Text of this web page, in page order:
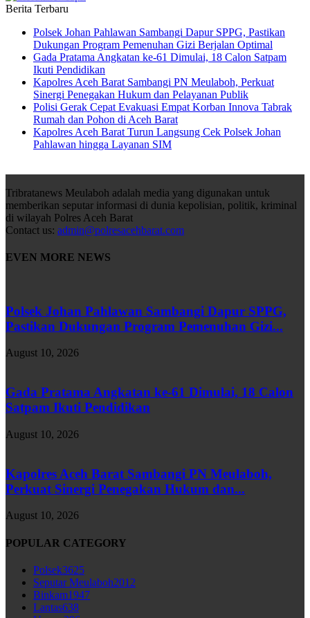
Berita Terbaru
Polsek Johan Pahlawan Sambangi Dapur SPPG, Pastikan
Dukungan Program Pemenuhan Gizi Berjalan Optimal
Gada Pratama Angkatan ke-61 Dimulai, 18 Calon Satpam
Ikuti Pendidikan
Kapolres Aceh Barat Sambangi PN Meulaboh, Perkuat
Sinergi Penegakan Hukum dan Pelayanan Publik
Polisi Gerak Cepat Evakuasi Empat Korban Innova Tabrak
Rumah dan Pohon di Aceh Barat
Kapolres Aceh Barat Turun Langsung Cek Polsek Johan
Pahlawan hingga Layanan SIM
Tribratanews Meulaboh adalah media yang digunakan untuk
memberikan seputar informasi di dunia kepolisian, politik, kriminal
di wilayah Polres Aceh Barat
Contact us: admin@polresacehbarat.com
EVEN MORE NEWS
Polsek Johan Pahlawan Sambangi Dapur SPPG,
Pastikan Dukungan Program Pemenuhan Gizi...
August 10, 2026
Gada Pratama Angkatan ke-61 Dimulai, 18 Calon
Satpam Ikuti Pendidikan
August 10, 2026
Kapolres Aceh Barat Sambangi PN Meulaboh,
Perkuat Sinergi Penegakan Hukum dan...
August 10, 2026
POPULAR CATEGORY
Polsek3625
Seputar Meulaboh2012
Binkam1947
Lantas638